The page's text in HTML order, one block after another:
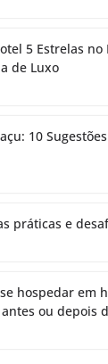
5 Estrelas no
de Luxo
10
práticas e
hospedar em
ou depois